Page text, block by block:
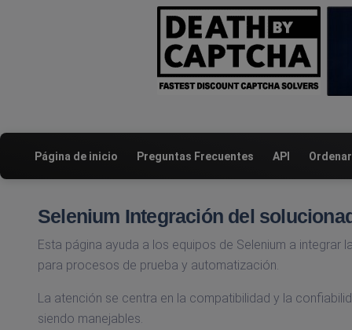
Página de inicio Preguntas Frecuentes API
Selenium Integración del
Esta página ayuda a los equipos de Selenium a
para procesos de prueba y automatización.
La atención se centra en la compatibilidad y la
siendo manejables.